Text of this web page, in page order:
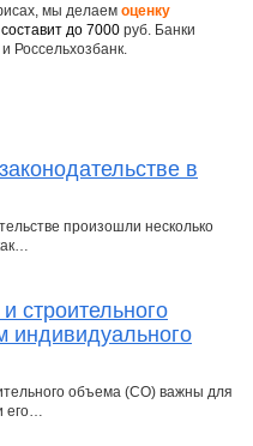
мы делаем оценку
до 7000 руб. Банки
Россельхозбанк.
в
произошли несколько
строительного
индивидуального
объема (СО) важны для